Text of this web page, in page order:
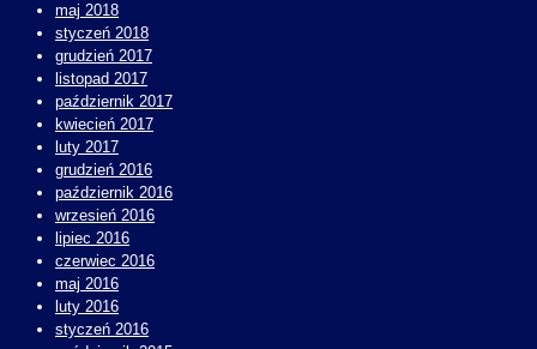
maj 2018
styczeń 2018
grudzień 2017
listopad 2017
październik 2017
kwiecień 2017
luty 2017
grudzień 2016
październik 2016
wrzesień 2016
lipiec 2016
czerwiec 2016
maj 2016
luty 2016
styczeń 2016